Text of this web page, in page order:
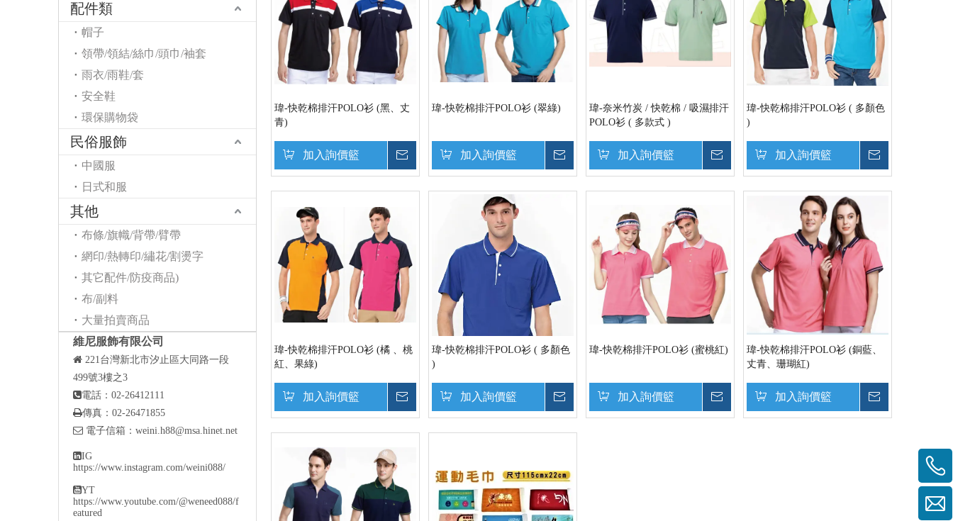
配件類
帽子
領帶/領結/絲巾/頭巾/袖套
雨衣/雨鞋/套
安全鞋
環保購物袋
民俗服飾
中國服
日式和服
其他
布條/旗幟/背帶/臂帶
網印/熱轉印/繡花/割燙字
其它配件/防疫商品)
布/副料
大量拍賣商品
維尼服飾有限公司
 221台灣新北市汐止區大同路一段
499號3樓之3
電話：02-26412111
傳真：02-26471855
 電子信箱： weini.h88@msa.hinet.net
IG
https://www.instagram.com/weini088/
YT
https://www.youtube.com/@weneed088/f
eatured
瑋-快乾棉排汗POLO衫 (黑、丈
青)
加入詢價籃
瑋-快乾棉排汗POLO衫 (翠綠)
加入詢價籃
瑋-奈米竹炭 / 快乾棉 / 吸濕排汗
POLO衫 ( 多款式 )
加入詢價籃
瑋-快乾棉排汗POLO衫 ( 多顏色
)
加入詢價籃
瑋-快乾棉排汗POLO衫 (橘 、桃
紅、果綠)
加入詢價籃
瑋-快乾棉排汗POLO衫 ( 多顏色
)
加入詢價籃
瑋-快乾棉排汗POLO衫 (蜜桃紅)
加入詢價籃
瑋-快乾棉排汗POLO衫 (銅藍、
丈青、珊瑚紅)
加入詢價籃